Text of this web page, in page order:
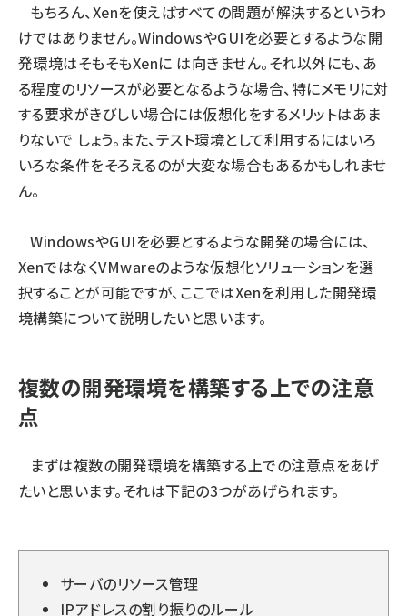
もちろん、Xenを使えばすべての問題が解決するというわ
けではありません。WindowsやGUIを必要とするような開
発環境はそもそもXenに は向きません。それ以外にも、あ
る程度のリソースが必要となるような場合、特にメモリに対
する要求がきびしい場合には仮想化をするメリットはあま
りないで しょう。また、テスト環境として利用するにはいろ
いろな条件をそろえるのが大変な場合もあるかもしれませ
ん。
WindowsやGUIを必要とするような開発の場合には、
XenではなくVMwareのような仮想化ソリューションを選
択することが可能ですが、ここではXenを利用した開発環
境構築について説明したいと思います。
複数の開発環境を構築する上での注意
点
まずは複数の開発環境を構築する上での注意点をあげ
たいと思います。それは下記の3つがあげられます。
サーバのリソース管理
IPアドレスの割り振りのルール